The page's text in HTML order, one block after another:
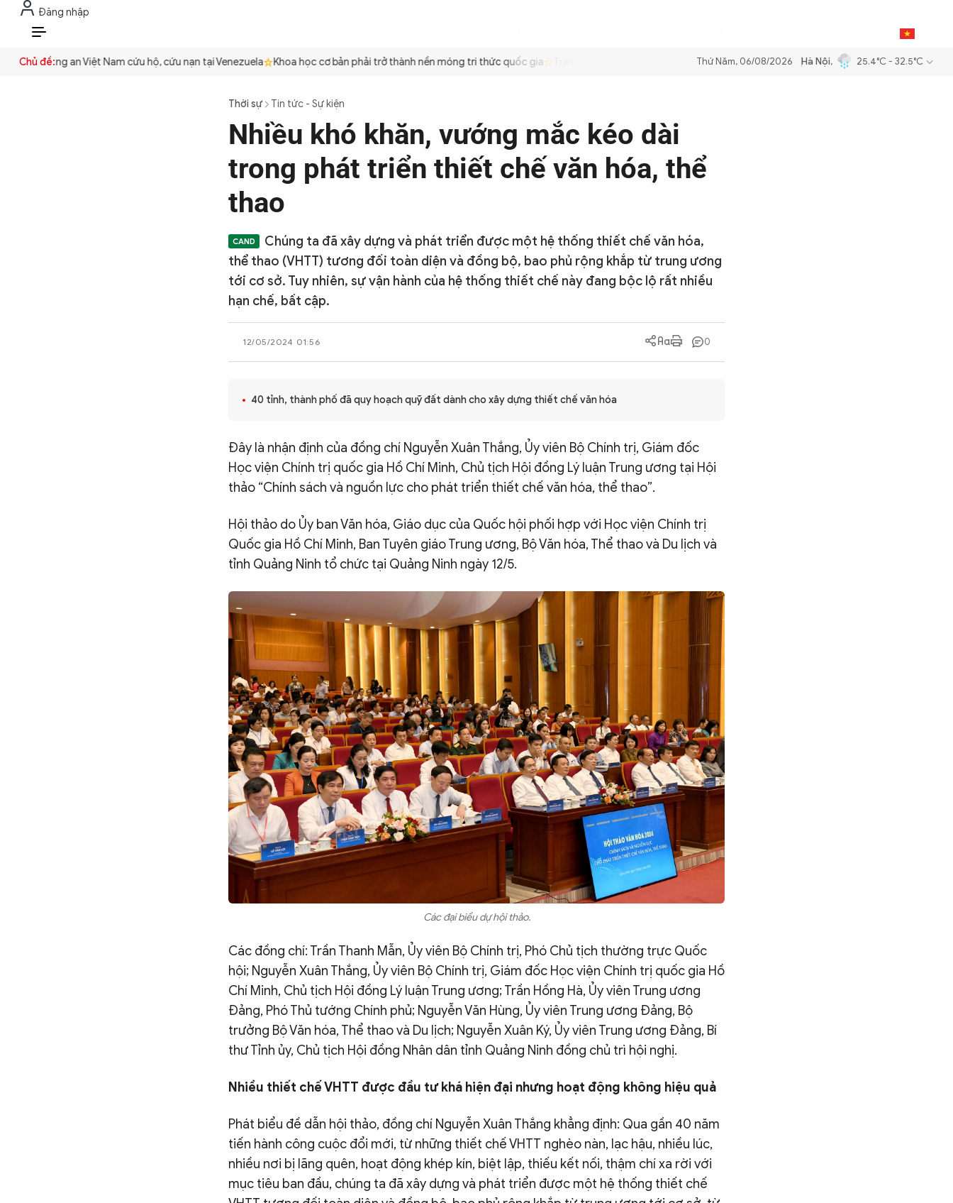
Đăng nhập
VI
Chủ đề:
Công an Việt Nam cứu hộ, cứu nạn tại Venezuela Khoa học cơ bản phải trở thành nền móng tri thức quốc gia Triệt để tiết kiệm xăng dầu để đảm bảo an ninh năng lượng quốc gia Thực hiện Nghị
Thứ Năm, 06/08/2026 Hà Nội, 25.4°C - 32.5°C
Thời sự Tin tức - Sự kiện
Nhiều khó khăn, vướng mắc kéo dài
trong phát triển thiết chế văn hóa, thể
thao
Chúng ta đã xây dựng và phát triển được một hệ thống thiết chế văn hóa,
thể thao (VHTT) tương đối toàn diện và đồng bộ, bao phủ rộng khắp từ trung ương
tới cơ sở. Tuy nhiên, sự vận hành của hệ thống thiết chế này đang bộc lộ rất nhiều
hạn chế, bất cập.
12/05/2024 01:56 0
40 tỉnh, thành phố đã quy hoạch quỹ đất dành cho xây dựng thiết chế văn hóa
Đây là nhận định của đồng chí Nguyễn Xuân Thắng, Ủy viên Bộ Chính trị, Giám đốc
Học viện Chính trị quốc gia Hồ Chí Minh, Chủ tịch Hội đồng Lý luận Trung ương tại Hội
thảo “Chính sách và nguồn lực cho phát triển thiết chế văn hóa, thể thao”.
Hội thảo do Ủy ban Văn hóa, Giáo dục của Quốc hội phối hợp với Học viện Chính trị
Quốc gia Hồ Chí Minh, Ban Tuyên giáo Trung ương, Bộ Văn hóa, Thể thao và Du lịch và
tỉnh Quảng Ninh tổ chức tại Quảng Ninh ngày 12/5.
Các đại biểu dự hội thảo.
Các đồng chí: Trần Thanh Mẫn, Ủy viên Bộ Chính trị, Phó Chủ tịch thường trực Quốc
hội; Nguyễn Xuân Thắng, Ủy viên Bộ Chính trị, Giám đốc Học viện Chính trị quốc gia Hồ
Chí Minh, Chủ tịch Hội đồng Lý luận Trung ương; Trần Hồng Hà, Ủy viên Trung ương
Đảng, Phó Thủ tướng Chính phủ; Nguyễn Văn Hùng, Ủy viên Trung ương Đảng, Bộ
trưởng Bộ Văn hóa, Thể thao và Du lịch; Nguyễn Xuân Ký, Ủy viên Trung ương Đảng, Bí
thư Tỉnh ủy, Chủ tịch Hội đồng Nhân dân tỉnh Quảng Ninh đồng chủ trì hội nghị.
Nhiều thiết chế VHTT được đầu tư khá hiện đại nhưng hoạt động không hiệu quả
Phát biểu đề dẫn hội thảo, đồng chí Nguyễn Xuân Thắng khẳng định: Qua gần 40 năm
tiến hành công cuộc đổi mới, từ những thiết chế VHTT nghèo nàn, lạc hậu, nhiều lúc,
nhiều nơi bị lãng quên, hoạt động khép kín, biệt lập, thiếu kết nối, thậm chí xa rời với
mục tiêu ban đầu, chúng ta đã xây dựng và phát triển được một hệ thống thiết chế